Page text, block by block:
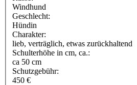
Windhund
Geschlecht:
Hündin
Charakter:
lieb, verträglich, etwas zurückhaltend
Schulterhöhe in cm, ca.:
ca 50 cm
Schutzgebühr:
450 €